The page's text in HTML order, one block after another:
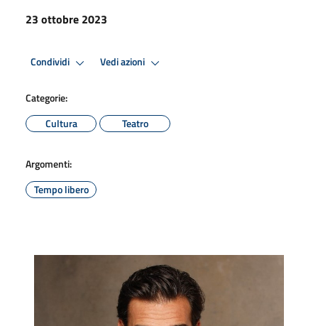
23 ottobre 2023
Condividi Vedi azioni
Categorie:
Cultura
Teatro
Argomenti:
Tempo libero